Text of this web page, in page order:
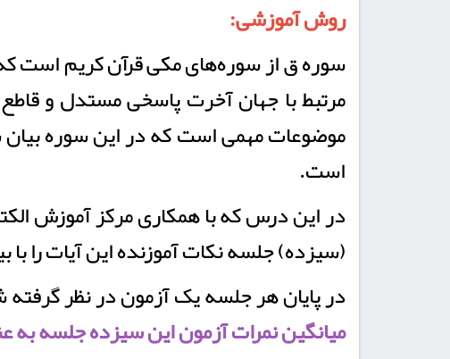
روش آموزشی:
سوره ق از سوره‌های مکی قرآن کریم است که
مرتبط با جهان آخرت پاسخی مستدل و قاطع
موضوعات مهمی است که در این سوره بیان
‌است.
(سیزده) جلسه نکات آموزنده این آیات را با
در پایان هر جلسه یک آزمون در نظر
میانگین نمرات آزمون این سیزده جلسه به